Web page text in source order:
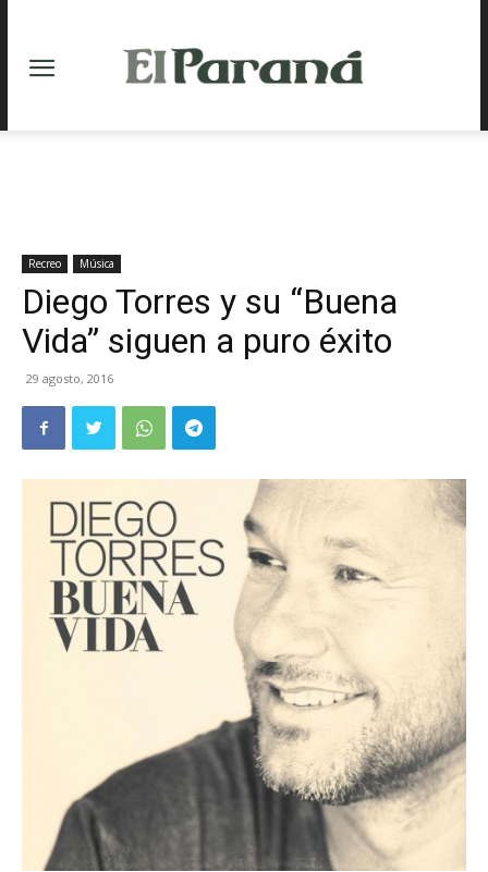
Recreo Música
Diego Torres y su “Buena
Vida” siguen a puro éxito
29 agosto, 2016